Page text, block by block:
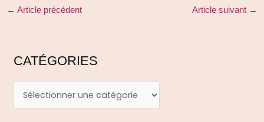
← Article précédent Article suivant →
CATÉGORIES